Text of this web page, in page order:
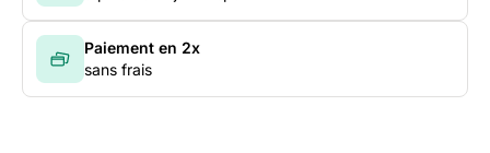
Paiement en 2x
sans frais